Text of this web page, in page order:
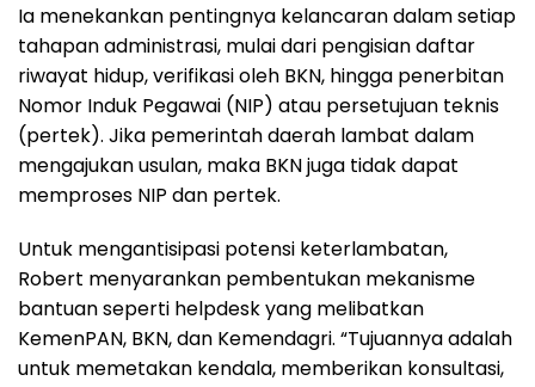
Ia menekankan pentingnya kelancaran dalam setiap
tahapan administrasi, mulai dari pengisian daftar
riwayat hidup, verifikasi oleh BKN, hingga penerbitan
Nomor Induk Pegawai (NIP) atau persetujuan teknis
(pertek). Jika pemerintah daerah lambat dalam
mengajukan usulan, maka BKN juga tidak dapat
memproses NIP dan pertek.
Untuk mengantisipasi potensi keterlambatan,
Robert menyarankan pembentukan mekanisme
bantuan seperti helpdesk yang melibatkan
KemenPAN, BKN, dan Kemendagri. “Tujuannya adalah
untuk memetakan kendala, memberikan konsultasi,